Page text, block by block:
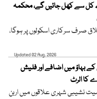
کل سے کھل جائیں گے، محکمہ
کا اطلاق صرف سرکاری اسکولوں پر ہوگا،
Updated 02 Aug, 2026
بہاؤ میں اضافے اور فلیش
کا الرٹ
نشیبی شہری علاقوں میں اربن